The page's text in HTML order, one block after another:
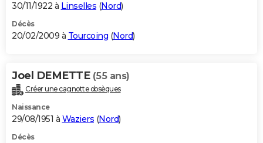
30/11/1922 à Linselles (Nord)
Décès
20/02/2009 à Tourcoing (Nord)
Joel DEMETTE (55 ans)
Créer une cagnotte obsèques
Naissance
29/08/1951 à Waziers (Nord)
Décès